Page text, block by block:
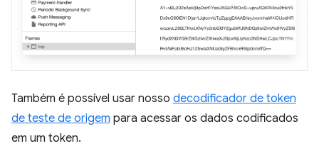
Também é possível usar nosso decodificador de token
de teste de origem para acessar os dados codificados
em um token.